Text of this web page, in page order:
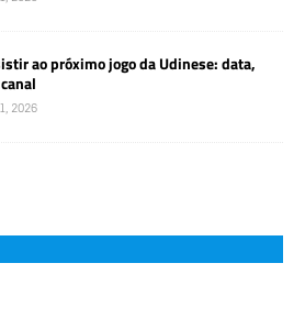
ao próximo jogo da Udinese: data,
2026